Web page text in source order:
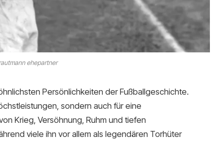
ehepartner
Persönlichkeiten der Fußballgeschichte.
sondern auch für eine
Krieg, Versöhnung, Ruhm und tiefen
viele ihn vor allem als legendären Torhüter